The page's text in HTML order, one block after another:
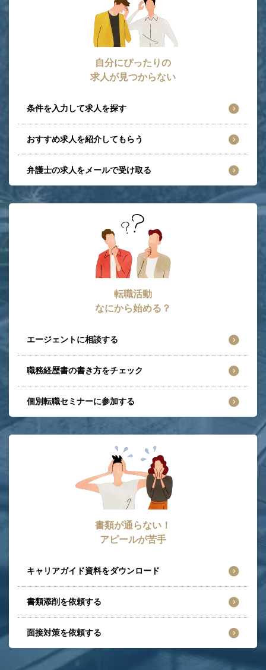
自分にぴったりの
求人が見つからない
条件を入力して求人を探す
おすすめ求人を紹介してもらう
弁護士の求人をメールで受け取る
転職活動
なにから始める？
エージェントに相談する
職務経歴書の書き方をチェック
個別転職セミナーに参加する
書類が通らない！
アピールが苦手
キャリアガイド資料をダウンロード
書類添削を依頼する
面接対策を依頼する